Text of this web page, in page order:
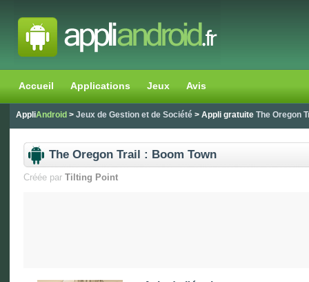
Accueil Applications Jeux Avis
AppliAndroid > Jeux de Gestion et de Société > Appli gratuite The Oregon
The Oregon Trail : Boom Town
Créée par Tilting Point